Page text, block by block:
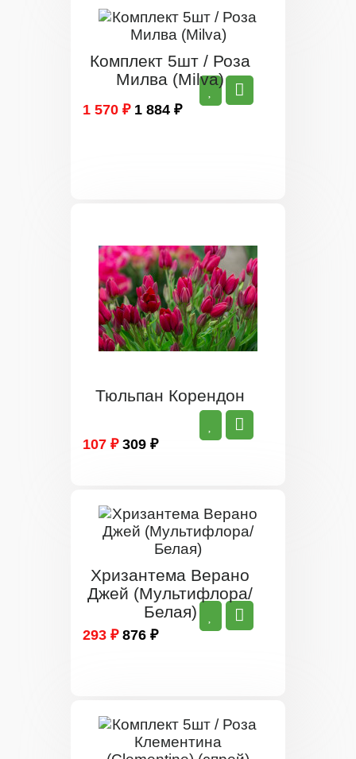
Комплект 5шт / Роза
Милва (Milva)
1 570 ₽ 1 884 ₽
Тюльпан Корендон
107 ₽ 309 ₽
Хризантема Верано
Джей (Мультифлора/
Белая)
293 ₽ 876 ₽